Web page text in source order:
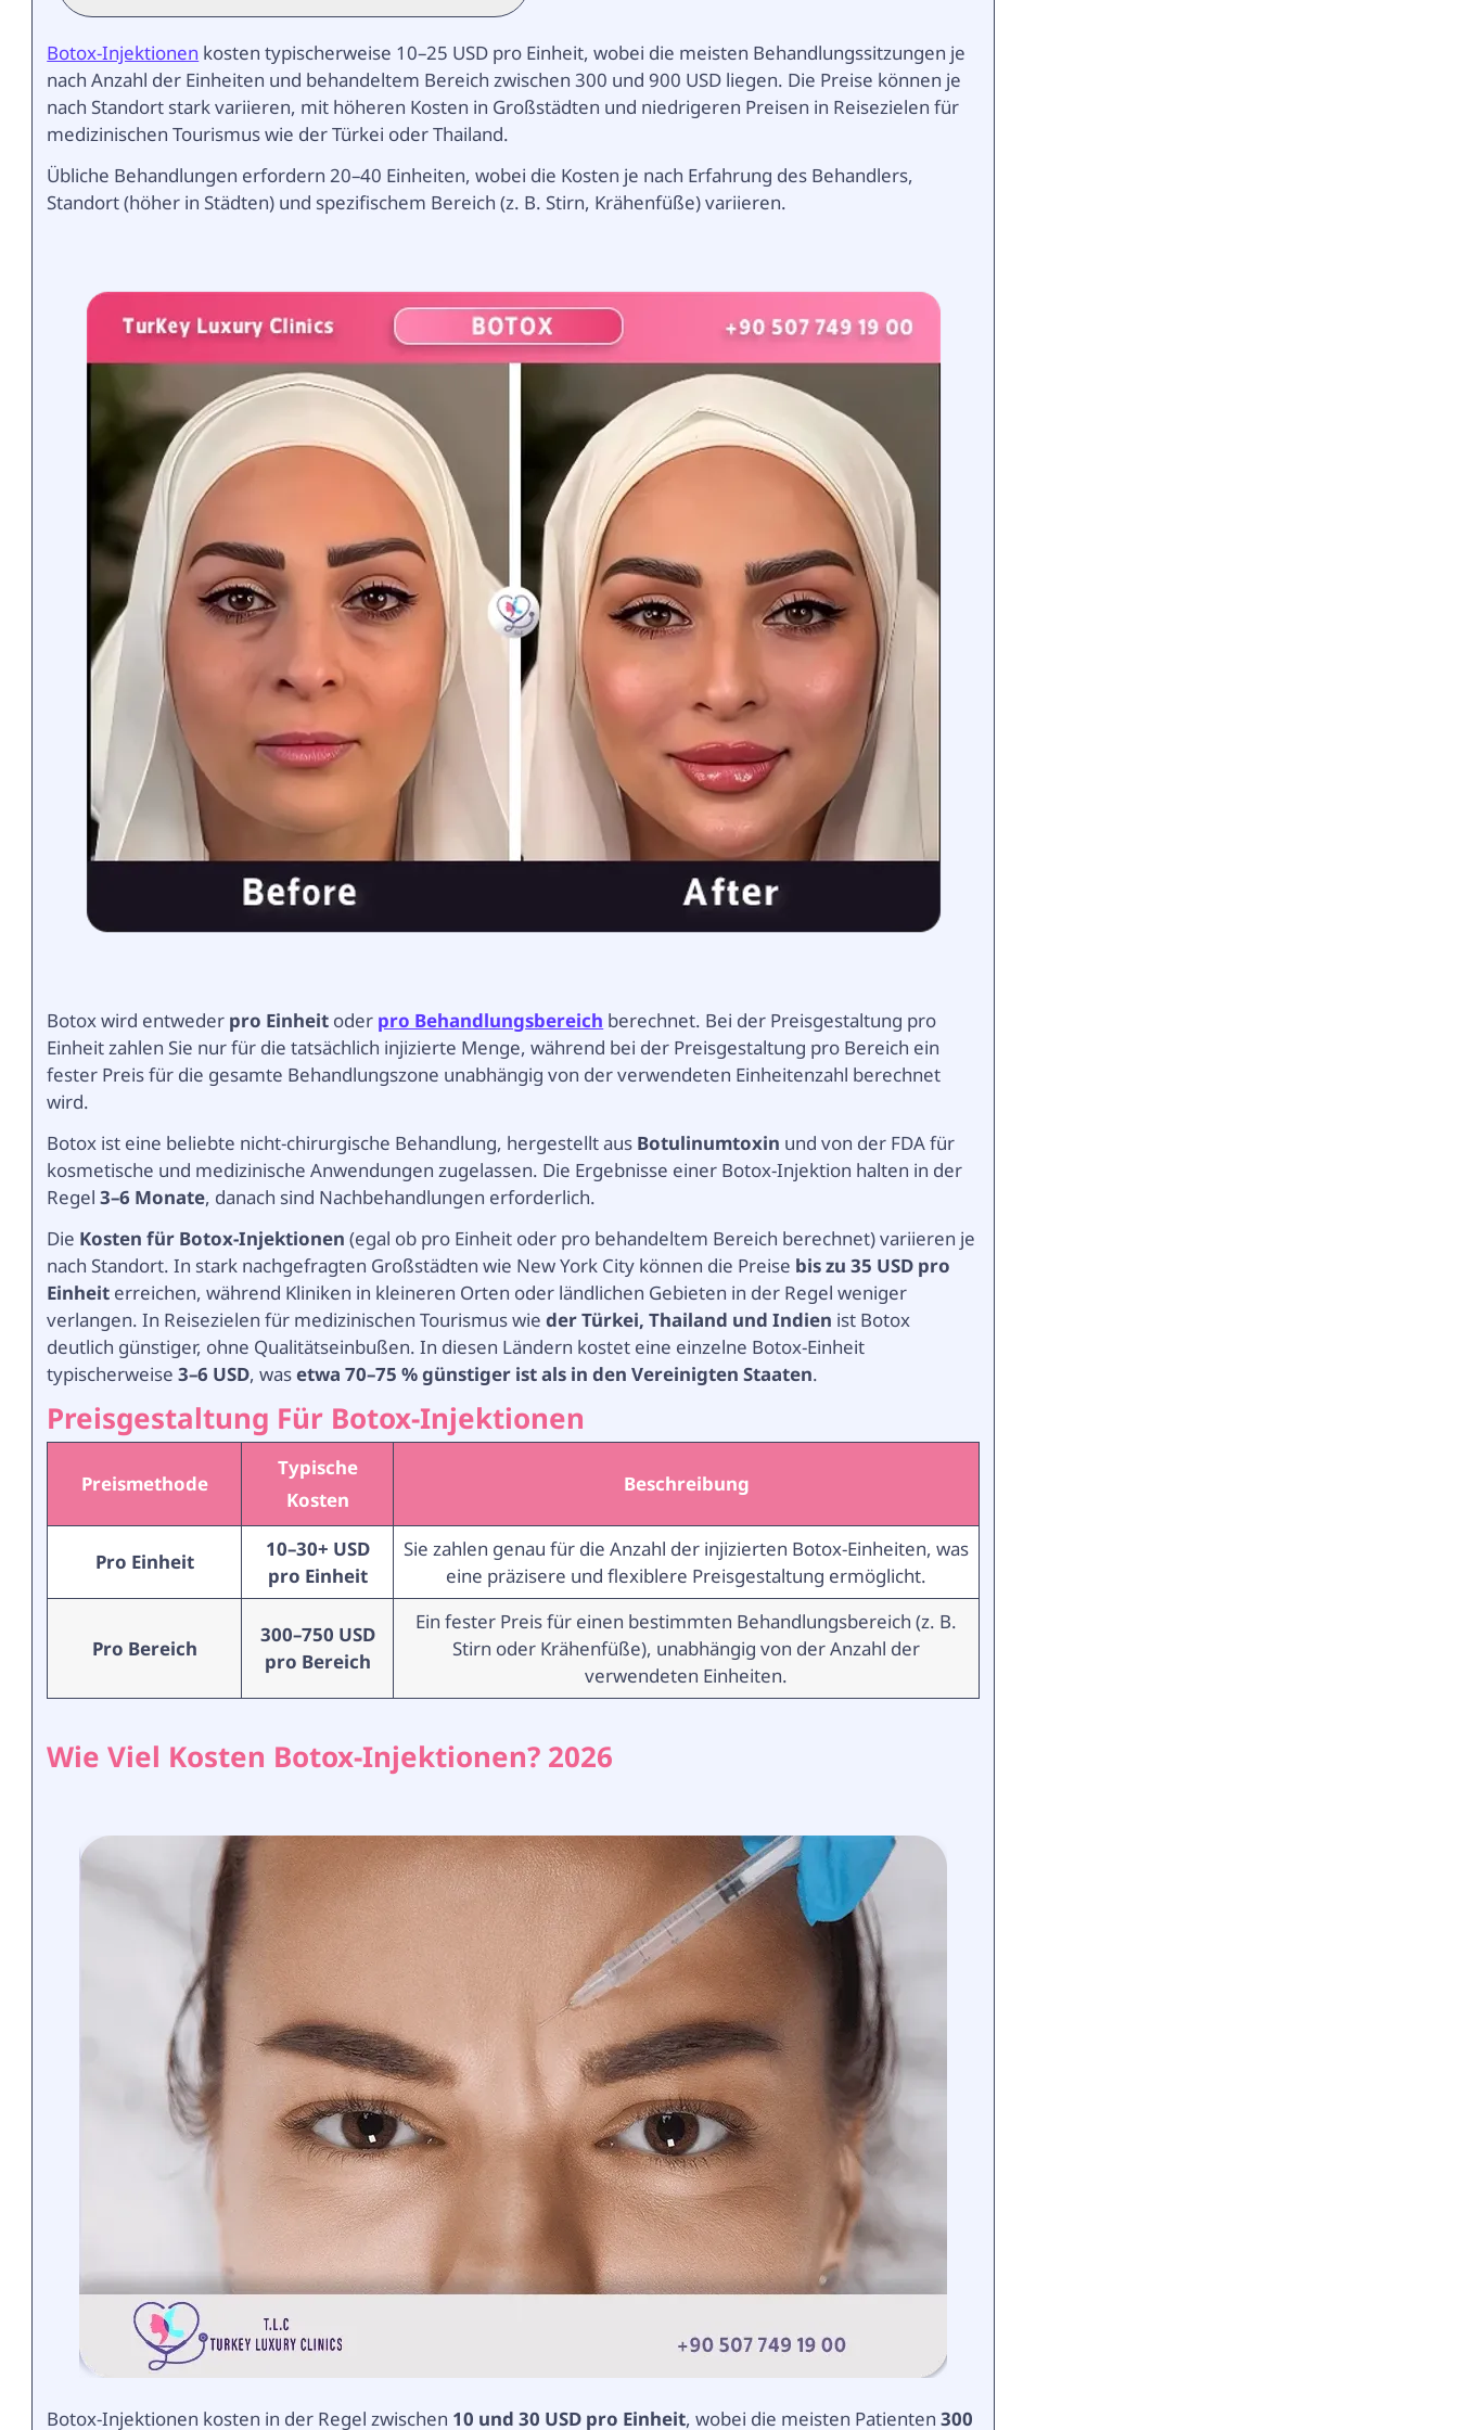
Botox-Injektionen kosten typischerweise 10–25 USD pro Einheit, wobei die meisten Behandlungssitzungen je
nach Anzahl der Einheiten und behandeltem Bereich zwischen 300 und 900 USD liegen. Die Preise können je
nach Standort stark variieren, mit höheren Kosten in Großstädten und niedrigeren Preisen in Reisezielen für
medizinischen Tourismus wie der Türkei oder Thailand.
Übliche Behandlungen erfordern 20–40 Einheiten, wobei die Kosten je nach Erfahrung des Behandlers,
Standort (höher in Städten) und spezifischem Bereich (z. B. Stirn, Krähenfüße) variieren.
Botox wird entweder pro Einheit oder pro Behandlungsbereich berechnet. Bei der Preisgestaltung pro
Einheit zahlen Sie nur für die tatsächlich injizierte Menge, während bei der Preisgestaltung pro Bereich ein
fester Preis für die gesamte Behandlungszone unabhängig von der verwendeten Einheitenzahl berechnet
wird.
Botox ist eine beliebte nicht-chirurgische Behandlung, hergestellt aus Botulinumtoxin und von der FDA für
kosmetische und medizinische Anwendungen zugelassen. Die Ergebnisse einer Botox-Injektion halten in der
Regel3–6 Monate, danach sind Nachbehandlungen erforderlich.
Die Kosten für Botox-Injektionen (egal ob pro Einheit oder pro behandeltem Bereich berechnet) variieren je
nach Standort. In stark nachgefragten Großstädten wie New York City können die Preise bis zu 35 USD pro
Einheit erreichen, während Kliniken in kleineren Orten oder ländlichen Gebieten in der Regel weniger
verlangen. In Reisezielen für medizinischen Tourismus wieder Türkei, Thailand und Indien ist Botox
deutlich günstiger, ohne Qualitätseinbußen. In diesen Ländern kostet eine einzelne Botox-Einheit
typischerweise3–6 USD, wasetwa 70–75 % günstiger ist als in den Vereinigten Staaten.
Preisgestaltung Für Botox-Injektionen
Preismethode
Typische
Kosten
Beschreibung
Pro Einheit
10–30+ USD
pro Einheit
Sie zahlen genau für die Anzahl der injizierten Botox-Einheiten, was
eine präzisere und flexiblere Preisgestaltung ermöglicht.
Pro Bereich
300–750 USD
pro Bereich
Ein fester Preis für einen bestimmten Behandlungsbereich (z. B.
Stirn oder Krähenfüße), unabhängig von der Anzahl der
verwendeten Einheiten.
Wie Viel Kosten Botox-Injektionen? 2026
Botox-Injektionen kosten in der Regel zwischen 10 und 30 USD pro Einheit, wobei die meisten Patienten300